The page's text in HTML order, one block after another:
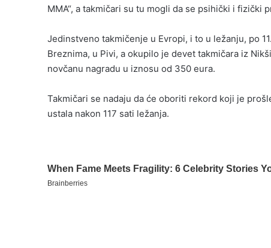
MMA“, a takmičari su tu mogli da se psihički i fizički
Jedinstveno takmičenje u Evropi, i to u ležanju, po
Breznima, u Pivi, a okupilo je devet takmičara iz
novčanu nagradu u iznosu od 350 eura.
Takmičari se nadaju da će oboriti rekord koji je
ustala nakon 117 sati ležanja.